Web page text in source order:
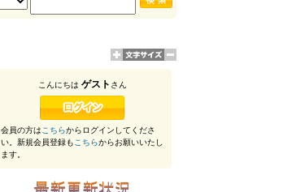
こんにちは ゲスト さん
会員の方はこちらからログインしてくださ
い。新規会員登録もこちらからお願いいたし
ます。